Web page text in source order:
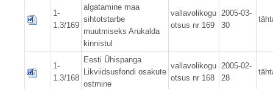
1-
1.3/169
algatamine maa
sihtotstarbe
muutmiseks Arukalda
kinnistul
vallavolikogu
otsus nr 169
2005-03-
30
1-
1.3/168
Eesti Ühispanga
Likviidsusfondi osakute
ostmine
vallavolikogu
otsus nr 168
2005-02-
28